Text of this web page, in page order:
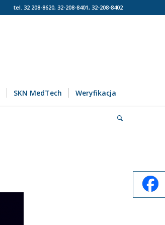
tel. 32 208-8620, 32-208-8401, 32-208-8402
SKN MedTech Weryfikacja